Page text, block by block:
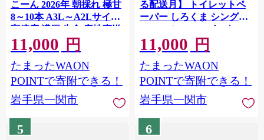
こーん 2026年 朝採れ 極甘
8～10本 A3L～A2Lサイズ
高糖度 濃厚 生食 産地直送
朝 もぎたて トウモロコシ
新鮮 サラダ 生野菜 野菜 ス
イートコーン コーン
toumorokoshi 焼きとうも
岩手県 一関市 東北【2026
11,000 円
たまったWAON
POINTで寄附できる！
岩手県一関市
る配送月】 トイレットペ
ーパー しろくま シングル
96ロール 12R×6パック
60m ふるさと納税 トイレ
ットペーパーシングル 無
香料 やわらか まとめ買い
大容量 日用品 生活必需品
すすめ ランキング 送料無
11,000 円
たまったWAON
POINTで寄附できる！
岩手県一関市
5 6